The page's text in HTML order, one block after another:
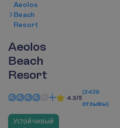
Aeolos
Beach
Resort
Aeolos
Beach
Resort
4.3/5
(3438
отзывы)
Устойчивый